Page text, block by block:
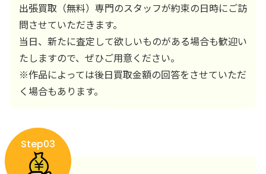
出張買取（無料）専門のスタッフが約束の日時にご訪
問させていただきます。
当日、新たに査定して欲しいものがある場合も歓迎い
たしますので、ぜひご用意ください。
※作品によっては後日買取金額の回答をさせていただ
く場合もあります。
Step03